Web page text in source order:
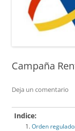
Campaña
Deja un comentario
Indice:
Orden